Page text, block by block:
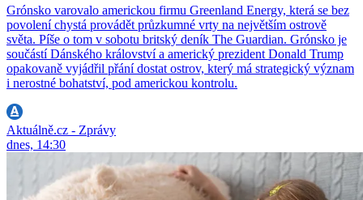
Grónsko varovalo americkou firmu Greenland Energy, která se bez
povolení chystá provádět průzkumné vrty na největším ostrově
světa. Píše o tom v sobotu britský deník The Guardian. Grónsko je
součástí Dánského království a americký prezident Donald Trump
opakovaně vyjádřil přání dostat ostrov, který má strategický význam
i nerostné bohatství, pod americkou kontrolu.
Aktuálně.cz - Zprávy
dnes, 14:30